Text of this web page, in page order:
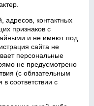
контактных
признаков с
и не имеют под
сайта не
персональные
не предусмотрено
(с обязательным
соответствии с